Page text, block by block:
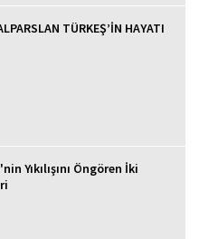
TÜRKEŞ’İN HAYATI
Yıkılışını Öngören İki